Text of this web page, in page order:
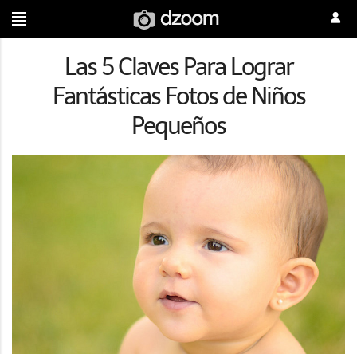
Las 5 Claves Para Lograr
Fantásticas Fotos de Niños
Pequeños